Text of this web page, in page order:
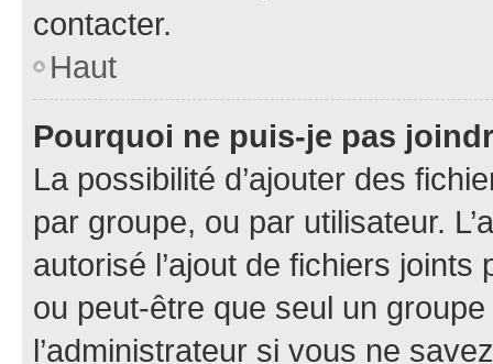
contacter.
Haut
Pourquoi ne puis-je pas
La possibilité d’ajouter des
par groupe, ou par utilisateur.
autorisé l’ajout de fichiers
ou peut-être que seul un
l’administrateur si vous ne